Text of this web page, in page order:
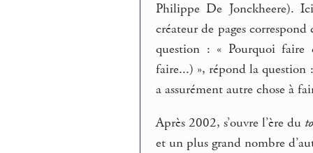
Philippe De Jonckheere).
créateur de pages
question : « Pourquoi faire
faire...) », répond la question
a assurément autre chose à
Après 2002, s’ouvre l’ère du
et un plus grand nombre